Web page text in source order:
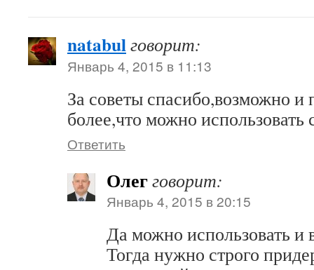
natabulговорит:
Январь 4, 2015 в 11:13
За советы спасибо,возможно и
более,что можно
Ответить
Олегговорит:
Январь 4, 2015 в 20:15
Да можно использовать и
Тогда нужно строго